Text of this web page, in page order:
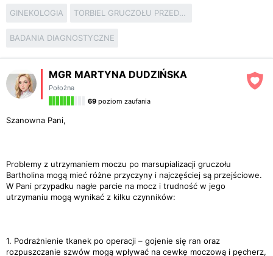
GINEKOLOGIA TORBIEL GRUCZOŁU PRZEDSIONKOWEGO WIĘKSZEGO (BARTHOLINA)
BADANIA DIAGNOSTYCZNE
MGR MARTYNA DUDZIŃSKA
Położna
69 poziom zaufania
Szanowna Pani,
Problemy z utrzymaniem moczu po marsupializacji gruczołu
Bartholina mogą mieć różne przyczyny i najczęściej są przejściowe.
W Pani przypadku nagłe parcie na mocz i trudność w jego
utrzymaniu mogą wynikać z kilku czynników:
1. Podrażnienie tkanek po operacji – gojenie się ran oraz
rozpuszczanie szwów mogą wpływać na cewkę moczową i pęcherz,